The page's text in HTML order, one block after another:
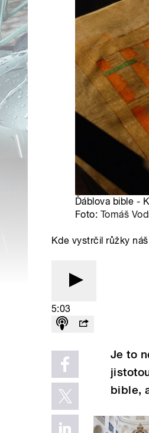
Ďáblova bible -
Foto: Tomáš
Kde vystrčil růžky
5:03
Je to
bible,